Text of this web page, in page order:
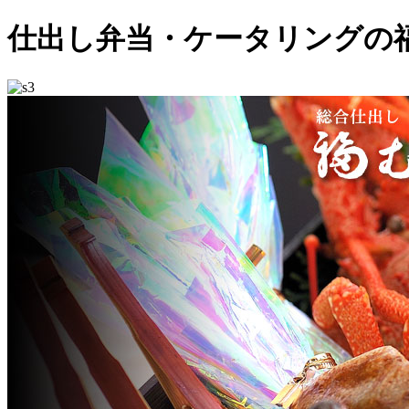
仕出し弁当・ケータリングの